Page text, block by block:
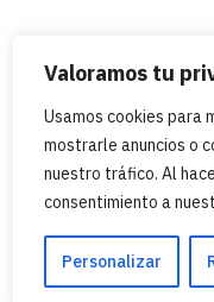
Valoramos tu
Usamos cookies para
mostrarle anuncios o
nuestro tráfico. Al
consentimiento a
Personalizar